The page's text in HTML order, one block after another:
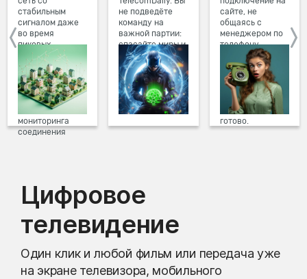
стабильным
сигналом даже
во время
пиковых
нагрузок в
вечернее время.
Мы постоянно
обновляем наше
оборудование в
домах, а система
мониторинга
соединения
не подведёте
команду на
важной партии:
спасайте миры и
побеждайте с
друзьями в
онлайн-играх.
сайте, не
общаясь с
менеджером по
телефону.
Просто в три
клика заполните
форму заявки на
сайте, выберите
дату и время
подключения,
готово.
Цифровое
телевидение
Один клик и любой фильм или передача уже
на экране телевизора, мобильного